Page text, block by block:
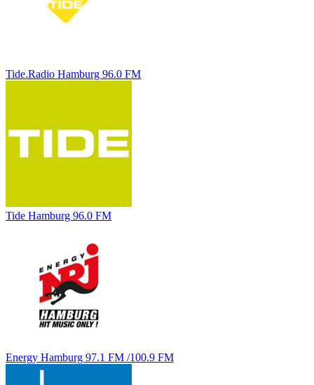
Tide.Radio Hamburg 96.0 FM
Tide Hamburg 96.0 FM
Energy Hamburg 97.1 FM /100.9 FM